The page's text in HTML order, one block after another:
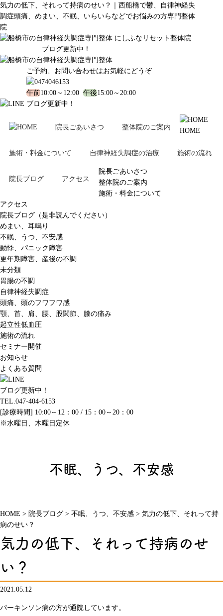
気力の低下、それって持病のせい？｜西船橋で鬱、自律神経失
調症頭痛、めまい、不眠、いらいらなどでお悩みの方専門整体
院
ブログ更新中！
ご予約、お問い合わせはお気軽にどうぞ
午前10:00～12:00 午後15:00～20:00
ブログ更新中！
院長ごあいさつ 整体院のご案内
施術・料金について 自律神経失調症の治療 施術の流れ
院長ブログ アクセス
HOME
院長ごあいさつ
整体院のご案内
施術・料金について
アクセス
院長ブログ（是非読んでください）
めまい、耳鳴り
不眠、うつ、不安感
動悸、パニック障害
更年期障害、産後の不調
未分類
胃腸の不調
自律神経失調症
頭痛、頭のフワフワ感
顎、首、肩、腰、股関節、膝の痛み
起立性低血圧
施術の流れ
セミナー開催
お知らせ
よくある質問
ブログ更新中！
TEL.047-404-6153
[診療時間] 10:00～12：00 / 15：00～20：00
※水曜日、木曜日定休
不眠、うつ、不安感
HOME > 院長ブログ > 不眠、うつ、不安感 > 気力の低下、それって持
病のせい？
気力の低下、それって持病のせ
い？
2021.05.12
パーキンソン病の方が通院しています。